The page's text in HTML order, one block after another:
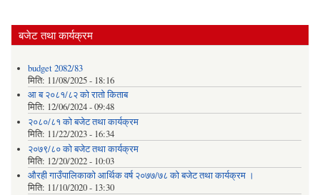
बजेट तथा कार्यक्रम
budget 2082/83
मिति: 11/08/2025 - 18:16
आ ब २०८१/८२ काे राताे किताब
मिति: 12/06/2024 - 09:48
२०८०/८१ को बजेट तथा कार्यक्रम
मिति: 11/22/2023 - 16:34
२०७९/८० को बजेट तथा कार्यक्रम
मिति: 12/20/2022 - 10:03
औरही गाउँपालिकाको आर्थिक वर्ष २०७७/७८ को बजेट तथा कार्यक्रम ।
मिति: 11/10/2020 - 13:30